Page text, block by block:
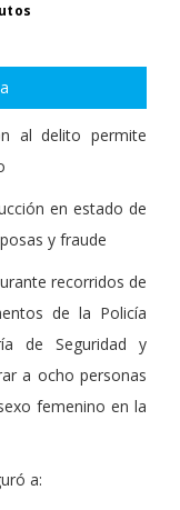
al delito permite
en estado de
y fraude
recorridos de
de la Policía
de Seguridad y
a ocho personas
femenino en la
a: